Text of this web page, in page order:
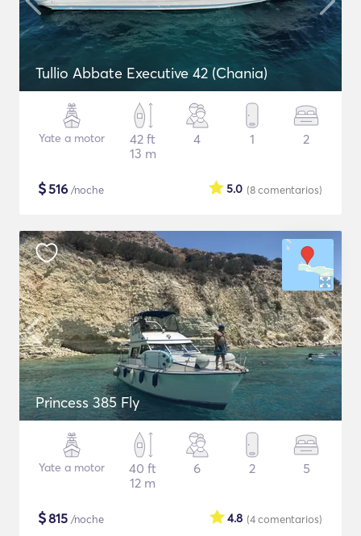
Tullio Abbate Executive 42 (Chania)
Yate a motor
42 ft
13 m
4 1 2
$516 /noche (8comentarios)
5.0
Princess 385 Fly
Yate a motor
40 ft
12 m
6 2 5
$815 /noche (4comentarios)
4.8